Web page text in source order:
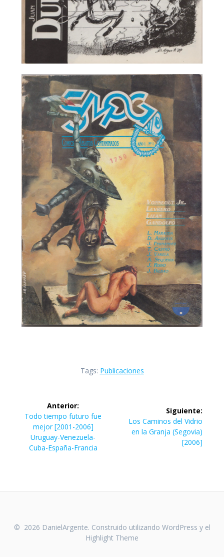
Tags: Publicaciones
Navegación
de
entradas
Anterior:
Entrada
anterior:
Todo tiempo futuro fue
mejor [2001-2006]
Uruguay-Venezuela-
Cuba-España-Francia
Siguiente:
Siguiente
entrada:
Los Caminos del Vidrio
en la Granja (Segovia)
[2006]
© 2026 DanielArgente. Construido utilizando WordPress y el
Highlight Theme